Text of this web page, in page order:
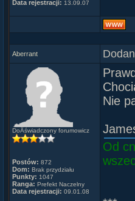
Data rejestracji: 13.09.07
Aberrant
DoÂświadczony forumowicz
Postów: 872
Dom: Brak przydziału
Punkty: 1047
Ranga: Prefekt Naczelny
Data rejestracji: 09.01.08
Nie
Od